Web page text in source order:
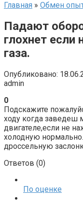
Главная » Обмен
Падают
глохнет
газа.
Опубликовано:
admin
0
Подскажите
ходу когда заведеш
двигателе,если не
холодную
дроссельную
Ответов (0)
По оценке